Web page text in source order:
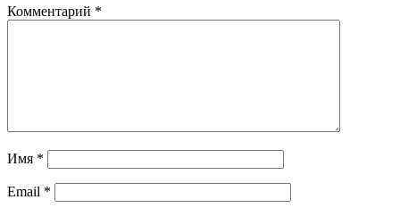
Комментарий *
Имя *
Email *